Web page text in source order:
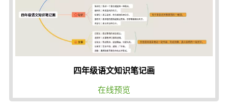
四年级语文知识笔记画
在线预览